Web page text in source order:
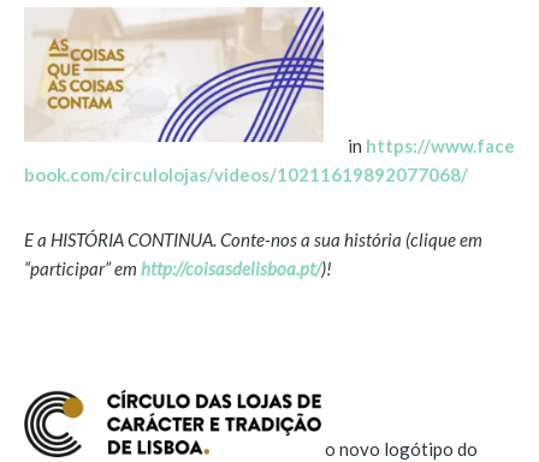
PARCERIAS
EDIÇÕES 19 DE ABRIL
EDITORA ALTHUM
LEO BURNETT LISBOA
ZESTBOOKS
RÁDIO E TELEVISÃO
APLAUSO
in https://www.face
book.com/circulolojas/videos/10211619892077068/
E a HISTÓRIA CONTINUA. Conte-nos a sua história (clique em
“participar” em http://coisasdelisboa.pt/)!
o novo logótipo do